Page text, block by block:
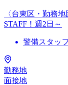
〈台東区・勤務
STAFF！週2日～
警備スタッフ
勤務地
面接地